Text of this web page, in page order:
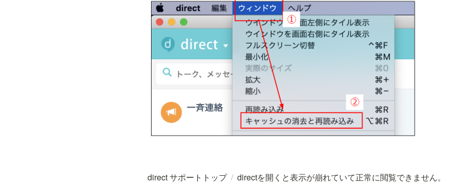
direct サポートトップ / directを開くと表示が崩れていて正常に閲覧できません。